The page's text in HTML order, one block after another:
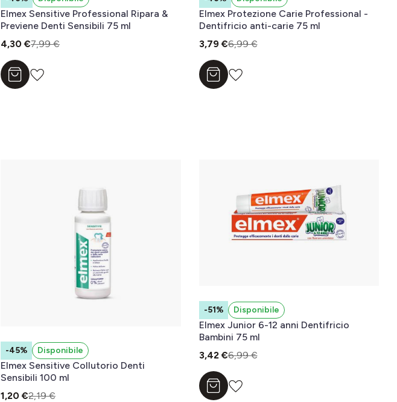
Elmex Sensitive Professional Ripara &
Previene Denti Sensibili 75 ml
4,30 €7,99 €
Aggiungi al carrello
Elmex Protezione Carie Professional -
Dentifricio anti-carie 75 ml
3,79 €6,99 €
Aggiungi al carrello
-45% Disponibile
Elmex Sensitive Collutorio Denti
Sensibili 100 ml
1,20 €2,19 €
-51% Disponibile
Elmex Junior 6-12 anni Dentifricio
Bambini 75 ml
3,42 €6,99 €
Aggiungi al carrello